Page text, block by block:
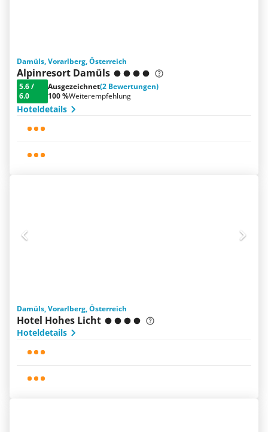
Damüls, Vorarlberg, Österreich
Alpinresort Damüls
5.6/
6.0
Ausgezeichnet(2 Bewertungen)
100 %Weiterempfehlung
Hoteldetails
Damüls, Vorarlberg, Österreich
Hotel Hohes Licht
Hoteldetails